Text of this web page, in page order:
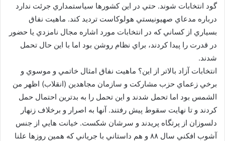
گود انتخابات شوند. حتي در اين كشورها سياستمداري جرئت ندارد
درباره مدعاي صهيونيستي هولوكاست ترديد كند. ماهيت نفاق
بسياري از كساني كه در انتخابات مورد اشاره مجال نامزدي يا حضور
در قدرت را پيدا كردند، براي نظام روشن بود اما با اين حال تحمل
شدند.
انتخابات آزاد بالاتر از اين؟ ماهيت نفاق امثال خاتمي و موسوي و
برخي زعماي حزب مشاركت و سازمان مجاهدين (انقلاب) اظهر من
الشمس بود اما تحمل شدند و اين تحمل را به بدترين احتمال حمل
كردند و تا نهايت سقوط پيش رفتند. آنها به اصرار و برخلاف زنهار
دلسوزان از پرتگاه پريدند و سرشان شكست. خيانت هايي از جنس
آشوب افكني سال ۸۸ و هم داستاني با جرياني كه همين روزها علنا